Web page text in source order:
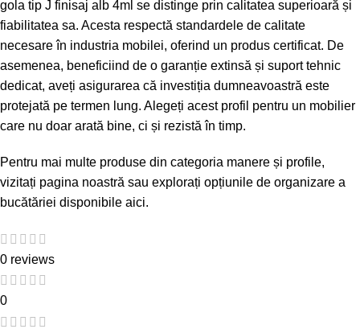
gola tip J finisaj alb 4ml se distinge prin calitatea superioară și
fiabilitatea sa. Acesta respectă standardele de calitate
necesare în industria mobilei, oferind un produs certificat. De
asemenea, beneficiind de o garanție extinsă și suport tehnic
dedicat, aveți asigurarea că investiția dumneavoastră este
protejată pe termen lung. Alegeți acest profil pentru un mobilier
care nu doar arată bine, ci și rezistă în timp.
Pentru mai multe produse din categoria manere și profile,
vizitați pagina noastră sau explorați opțiunile de organizare a
bucătăriei disponibile aici.
0 reviews
0